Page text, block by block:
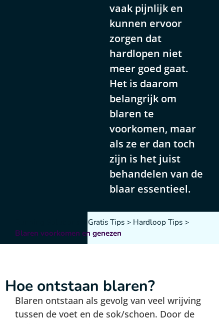
vaak pijnlijk en
kunnen ervoor
zorgen dat
hardlopen niet
meer goed gaat.
Het is daarom
belangrijk om
blaren te
voorkomen, maar
als ze er dan toch
zijn is het juist
behandelen van de
blaar essentieel.
Gratis Tips > Hardloop Tips >
Blaren voorkomen en genezen
Hoe ontstaan blaren?
Blaren ontstaan als gevolg van veel wrijving
tussen de voet en de sok/schoen. Door de